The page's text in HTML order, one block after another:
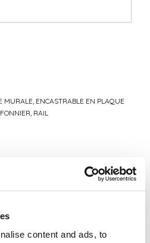
content and ads, to
MURALE, ENCASTRABLE EN PLAQUE
RAIL